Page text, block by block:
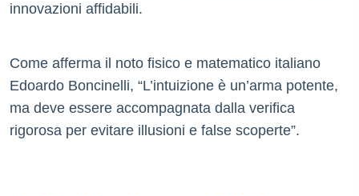
innovazioni affidabili.
Come afferma il noto fisico e matematico italiano
Edoardo Boncinelli, “L’intuizione è un’arma potente,
ma deve essere accompagnata dalla verifica
rigorosa per evitare illusioni e false scoperte”.